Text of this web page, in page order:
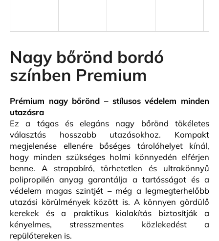
Nagy bőrönd bordó
színben Premium
Prémium nagy bőrönd – stílusos védelem minden
utazásra
Ez a tágas és elegáns nagy bőrönd tökéletes
választás hosszabb utazásokhoz. Kompakt
megjelenése ellenére bőséges tárolóhelyet kínál,
hogy minden szükséges holmi könnyedén elférjen
benne. A strapabíró, törhetetlen és ultrakönnyű
polipropilén anyag garantálja a tartósságot és a
védelem magas szintjét – még a legmegterhelőbb
utazási körülmények között is. A könnyen gördülő
kerekek és a praktikus kialakítás biztosítják a
kényelmes, stresszmentes közlekedést a
repülőtereken is.
A
á
n
l
j
k
KIS
MÉRETŰ
KABINBŐRÖND
KÉK
SZÍNBEN
PREMIUM
19
500
Ft